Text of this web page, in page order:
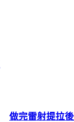
做完雷射提拉